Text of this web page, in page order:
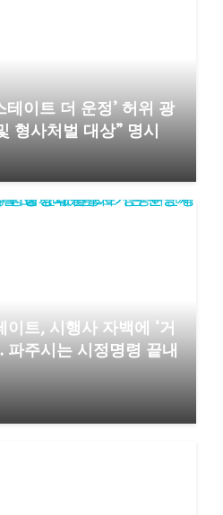
테이트 더 운정’ 허위 광
형사처벌 대상” 명시
트, 시행사 자백에 ‘거
파주시는 시정명령 끝내